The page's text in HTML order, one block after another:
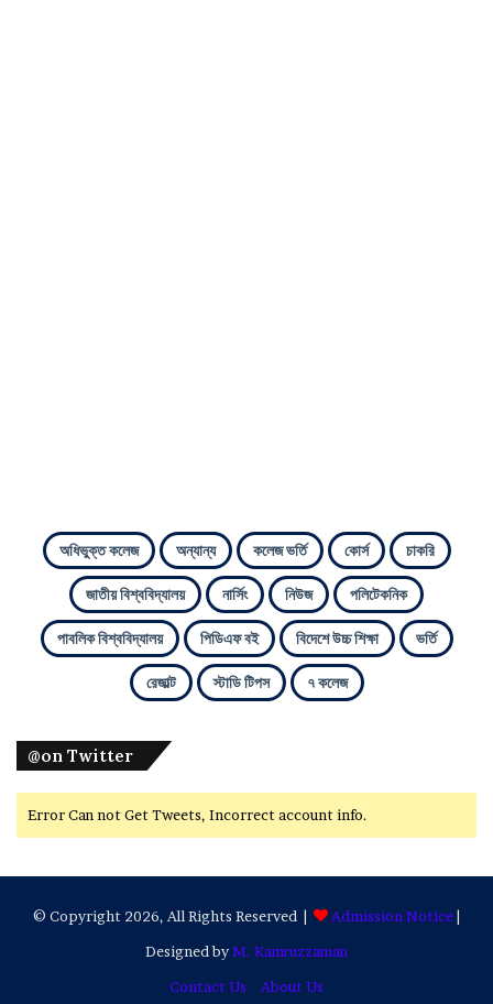
অধিভুক্ত কলেজ অন্যান্য কলেজ ভর্তি কোর্স চাকরি
জাতীয় বিশ্ববিদ্যালয় নার্সিং নিউজ পলিটেকনিক
পাবলিক বিশ্ববিদ্যালয় পিডিএফ বই বিদেশে উচ্চ শিক্ষা ভর্তি
রেজাল্ট স্টাডি টিপস ৭ কলেজ
@on Twitter
Error Can not Get Tweets, Incorrect account info.
© Copyright 2026, All Rights Reserved | Admission Notice|
Designed byM. Kamruzzaman
Contact Us
About Us